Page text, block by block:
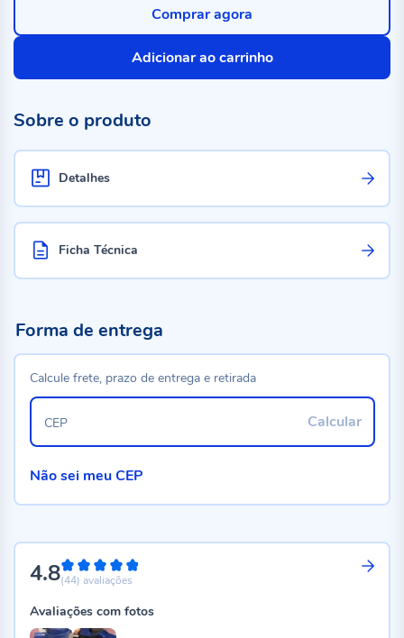
Adicionar ao carrinho
Comprar agora
Sobre o produto
Detalhes
Ficha Técnica
4.896%
(44) avaliações
Avaliações com fotos
Forma de entrega
Calcule frete, prazo de entrega e retirada
Calcular
CEP
Não sei meu CEP